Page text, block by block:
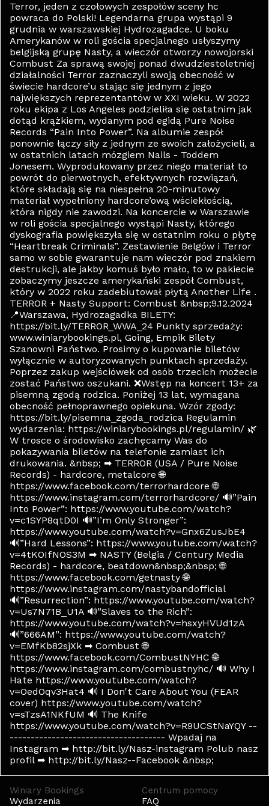
Terror, jeden z czołowych zespołów sceny hc
powraca do Polski! Legendarna grupa wystąpi 9
grudnia w warszawskiej Hydrozagadce. U boku
Amerykanów w roli gościa specjalnego usłyszymy
belgijską grupę Nasty, a wieczór otworzy nowojorski
Combust Za sprawą swojej ponad dwudziestoletniej
działalności Terror zaznaczyli swoją obecność w
świecie hardcore’u stając się jednym z jego
największych reprezentantów w XXI wieku. W 2022
roku ekipa z Los Angeles podzieliła się ostatnim jak
dotąd krążkiem, wydanym pod egidą Pure Noise
Records “Pain Into Power”. Na albumie zespół
ponownie łączy siły z jednym ze swoich założycieli, a
w ostatnich latach mózgiem Nails - Toddem
Jonesem. Wyprodukowany przez niego materiał to
powrót do pierwotnych, efektywnych rozwiązań,
które składają się na niespełna 20-minutowy
materiał wypełniony hardcore’ową wściekłością,
która nigdy nie zawodzi. Na koncercie w Warszawie
w roli gościa specjalnego wystąpi Nasty, którego
dyskografia powiększyła się w ostatnim roku o płytę
“Heartbreak Criminals”. Zestawienie Belgów i Terror
samo w sobie gwarantuje nam wieczór pod znakiem
destrukcji, ale jakby komuś było mało, to w pakiecie
zobaczymy jeszcze amerykański zespół Combust,
który w 2022 roku zadebiutował płytą Another Life .
TERROR + Nasty Support: Combust &nbsp;9.12.2024
📍Warszawa, Hydrozagadka BILETY:
https://bit.ly/TERROR_WWA_24 Punkty sprzedaży:
www.winiarybookings.pl, Going, Empik Bilety
Szanowni Państwo. Prosimy o kupowanie biletów
wyłącznie w autoryzowanych punktach sprzedaży.
Poprzez zakup wejściówek od osób trzecich możecie
zostać Państwo oszukani. ❌Wstęp na koncert 13+ za
pisemną zgodą rodzica. Poniżej 13 lat, wymagana
obecność pełnoprawnego opiekuna. Wzór zgody:
https://bit.ly/pisemna_zgoda_rodzica Regulamin
wydarzenia: https://winiarybookings.pl/regulamin/ 🌿
W trosce o środowisko zachęcamy Was do
pokazywania biletów na telefonie zamiast ich
drukowania. &nbsp; ➡ TERROR (USA / Pure Noise
Records) - hardcore, metalcore 🌐
https://www.facebook.com/terrorhardcore 🌐
https://www.instagram.com/terrorhardcore/ 🔊”Pain
Into Power”: https://www.youtube.com/watch?
v=c1SYP8qtD0I 🔊”I’m Only Stronger”:
https://www.youtube.com/watch?v=Gnx6ZusJbE4
🔊”Hard Lessons”: https://www.youtube.com/watch?
v=4tKOIfNOS3M ➡ NASTY (Belgia / Century Media
Records) - hardcore, beatdown&nbsp;&nbsp; 🌐
https://www.facebook.com/getnasty 🌐
https://www.instagram.com/nastybandofficial
🔊”Resurrection”: https://www.youtube.com/watch?
v=Us7N71B_U1A 🔊”Slaves to the Rich”:
https://www.youtube.com/watch?v=hsxyHVUd1zA
🔊”666AM”: https://www.youtube.com/watch?
v=EMfKb82sjXk ➡ Combust 🌐
https://www.facebook.com/CombustNYHC 🌐
https://www.instagram.com/combustnyhc/ 🔊 Why I
Hate https://www.youtube.com/watch?
v=OedOqv3Hat4 🔊 I Don't Care About You (FEAR
cover) https://www.youtube.com/watch?
v=sTzsA1NKfUM 🔊 The Knife
https://www.youtube.com/watch?v=R9UCStNaYQY --
------------------------------------- Wpadaj na
Instagram ➡ http://bit.ly/Nasz-instagram Polub nasz
profil ➡ http://bit.ly/Nasz--Facebook &nbsp;
Winiary Bookings
Wydarzenia
Centrum pomocy
FAQ